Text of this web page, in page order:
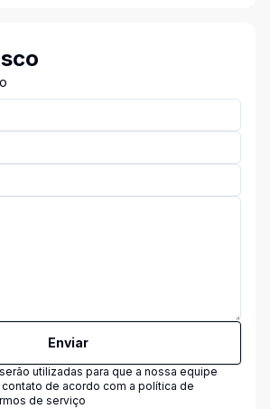
Enviar
utilizadas para que a nossa equipe
de acordo com a política de
de serviço